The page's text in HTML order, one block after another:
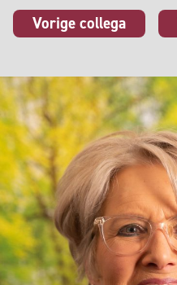
Vorige collega